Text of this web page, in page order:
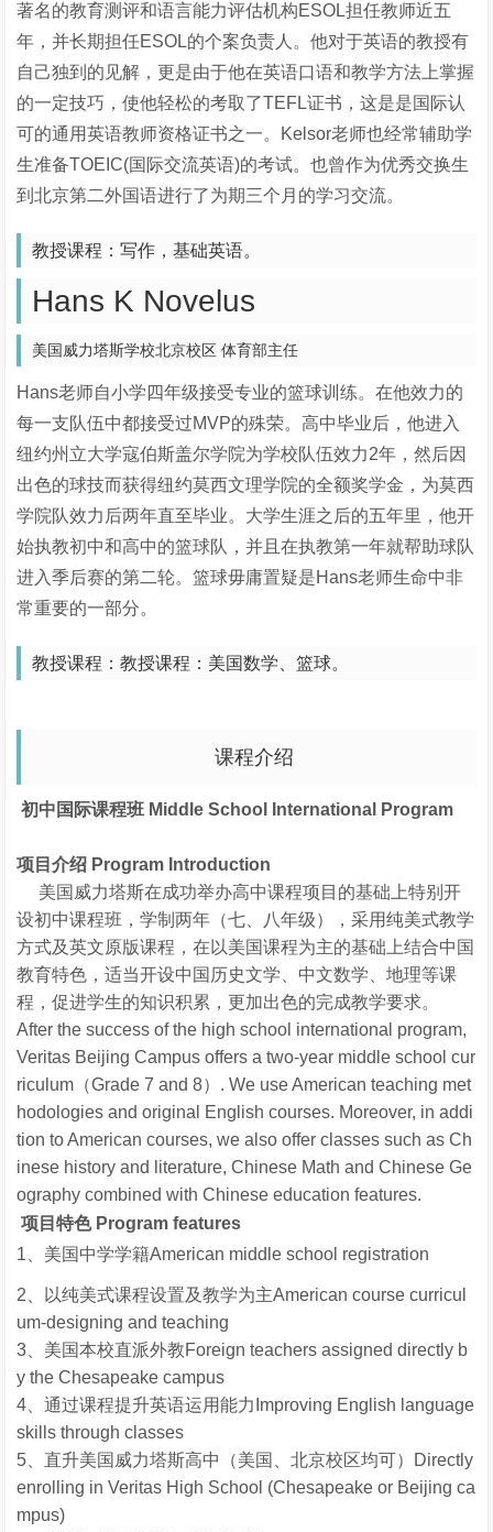
著名的教育测评和语言能力评估机构ESOL担任教师近五
年，并长期担任ESOL的个案负责人。他对于英语的教授有
自己独到的见解，更是由于他在英语口语和教学方法上掌握
的一定技巧，使他轻松的考取了TEFL证书，这是是国际认
可的通用英语教师资格证书之一。Kelsor老师也经常辅助学
生准备TOEIC(国际交流英语)的考试。也曾作为优秀交换生
到北京第二外国语进行了为期三个月的学习交流。
教授课程：写作，基础英语。
Hans K Novelus
美国威力塔斯学校北京校区 体育部主任
Hans老师自小学四年级接受专业的篮球训练。在他效力的
每一支队伍中都接受过MVP的殊荣。高中毕业后，他进入
纽约州立大学寇伯斯盖尔学院为学校队伍效力2年，然后因
出色的球技而获得纽约莫西文理学院的全额奖学金，为莫西
学院队效力后两年直至毕业。大学生涯之后的五年里，他开
始执教初中和高中的篮球队，并且在执教第一年就帮助球队
进入季后赛的第二轮。篮球毋庸置疑是Hans老师生命中非
常重要的一部分。
教授课程：教授课程：美国数学、篮球。
课程介绍
初中国际课程班 Middle School International Program
项目介绍 Program Introduction
美国威力塔斯在成功举办高中课程项目的基础上特别开
设初中课程班，学制两年（七、八年级），采用纯美式教学
方式及英文原版课程，在以美国课程为主的基础上结合中国
教育特色，适当开设中国历史文学、中文数学、地理等课
程，促进学生的知识积累，更加出色的完成教学要求。
After the success of the high school international program,
Veritas Beijing Campus offers a two-year middle school cur
riculum（Grade 7 and 8）. We use American teaching met
hodologies and original English courses. Moreover, in addi
tion to American courses, we also offer classes such as Ch
inese history and literature, Chinese Math and Chinese Ge
ography combined with Chinese education features.
项目特色 Program features
1、美国中学学籍American middle school registration
2、以纯美式课程设置及教学为主American course curricul
um-designing and teaching
3、美国本校直派外教Foreign teachers assigned directly b
y the Chesapeake campus
4、通过课程提升英语运用能力Improving English language
skills through classes
5、直升美国威力塔斯高中（美国、北京校区均可）Directly
enrolling in Veritas High School (Chesapeake or Beijing ca
mpus)